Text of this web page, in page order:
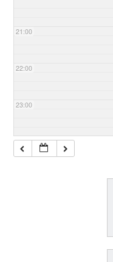
21:00
22:00
23:00